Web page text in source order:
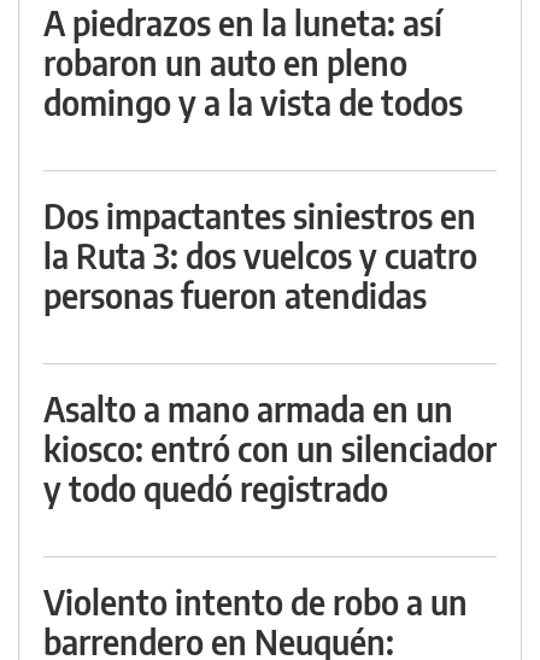
A piedrazos en la luneta: así
robaron un auto en pleno
domingo y a la vista de todos
Dos impactantes siniestros en
la Ruta 3: dos vuelcos y cuatro
personas fueron atendidas
Asalto a mano armada en un
kiosco: entró con un silenciador
y todo quedó registrado
Violento intento de robo a un
barrendero en Neuquén: